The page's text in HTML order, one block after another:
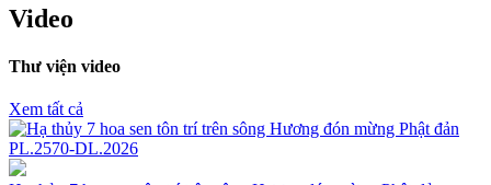
Video
Thư viện video
Xem tất cả